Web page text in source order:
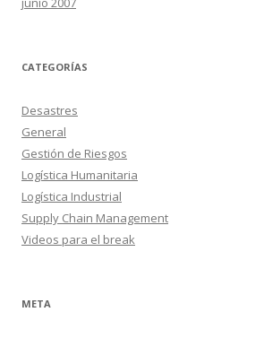
CATEGORÍAS
Desastres
General
Gestión de Riesgos
Logística Humanitaria
Logística Industrial
Supply Chain Management
Videos para el break
META